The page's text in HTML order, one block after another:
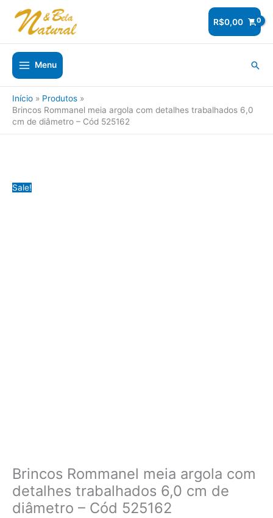
para
conteúdo
R$0,00
Menu
Início
Produtos
Brincos Rommanel meia argola com detalhes trabalhados 6,0
cm de diâmetro – Cód 525162
Sale!
Brincos Rommanel meia argola com
detalhes trabalhados 6,0 cm de
diâmetro – Cód 525162